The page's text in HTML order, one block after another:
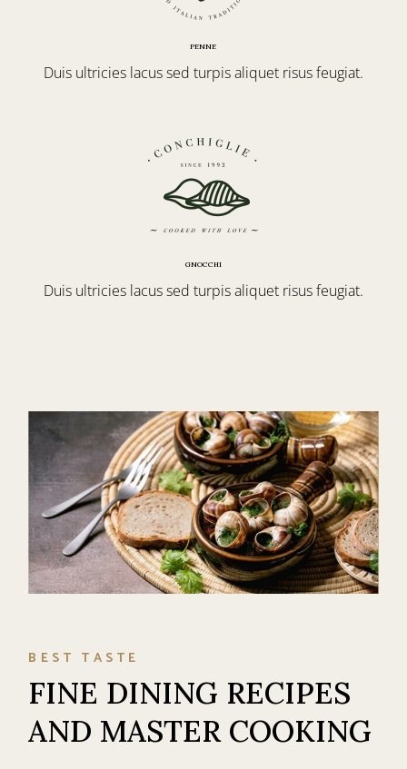
PENNE
Duis ultricies lacus sed turpis aliquet risus feugiat.
GNOCCHI
Duis ultricies lacus sed turpis aliquet risus feugiat.
BEST TASTE
FINE DINING RECIPES
AND MASTER COOKING